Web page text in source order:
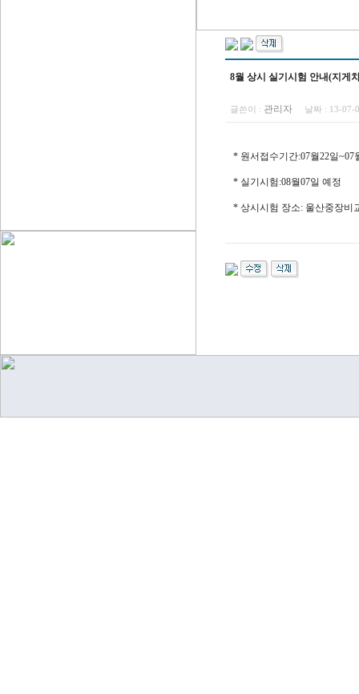
8월 상시 실기시험 안내(지게
글쓴이 : 관리자 날짜 : 13-
* 원서접수기간:07월22일
* 실기시험:08월07일 예정
* 상시시험 장소: 울산중장비